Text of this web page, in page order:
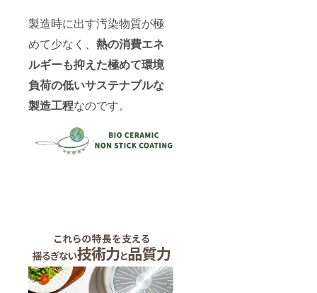
製造時に出す汚染物質が極
めて少なく、 熱の消費エネ
ルギーも抑えた極めて環境
負荷の低いサステナブルな
製造工程なのです。